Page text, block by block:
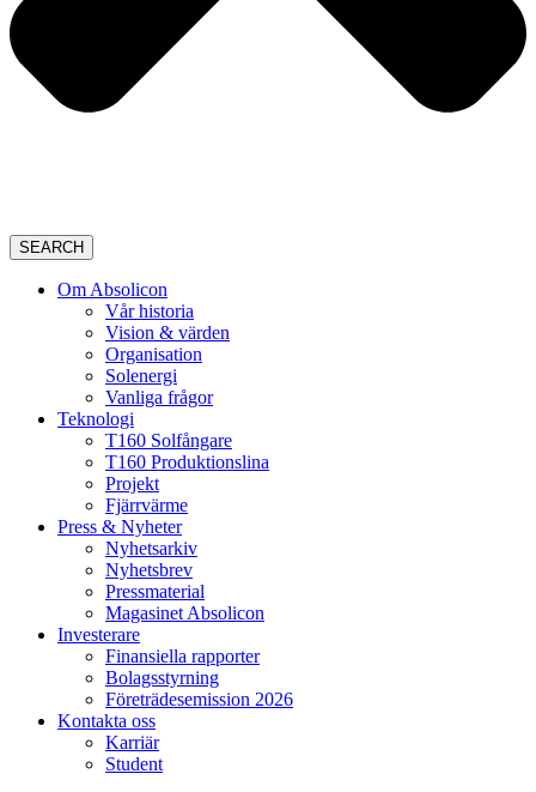
SEARCH
Om Absolicon
Vår historia
Vision & värden
Organisation
Solenergi
Vanliga frågor
Teknologi
T160 Solfångare
T160 Produktionslina
Projekt
Fjärrvärme
Press & Nyheter
Nyhetsarkiv
Nyhetsbrev
Pressmaterial
Magasinet Absolicon
Investerare
Finansiella rapporter
Bolagsstyrning
Företrädesemission 2026
Kontakta oss
Karriär
Student